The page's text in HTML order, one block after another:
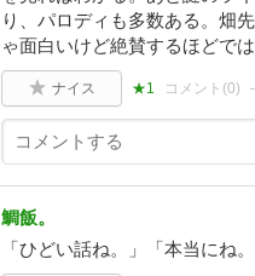
り、パロディも多数ある。畑
ゃ面白いけど絶賛するほどでは
ナイス ★1 コメント(0)
鯛飯。
「ひどい話ね。」「本当にね。